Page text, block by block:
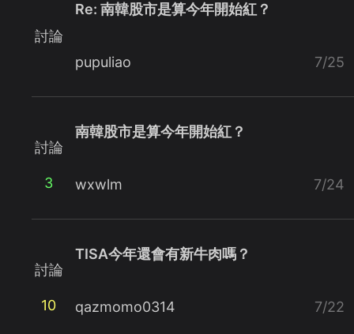
討論
Re: 南韓股市是算今年開始紅？
pupuliao 7/25
討論
3
南韓股市是算今年開始紅？
wxwlm 7/24
討論
10
TISA今年還會有新牛肉嗎？
qazmomo0314 7/22